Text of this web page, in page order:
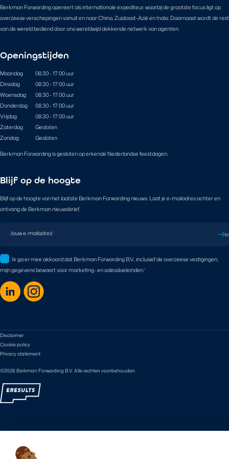
Berkman Forwarding opereert als internationale expediteur, waarbij de grootste focus ligt op
overzeese verschepingen vanuit en naar China, Zuidoost-Azië en India. Daarnaast wordt de rest
van de wereld bediend door ons wereldwijd dekkende netwerk van agenten.
Openingstijden
Maandag
08:30 - 17:00 uur
Dinsdag
08:30 - 17:00 uur
Woensdag
08:30 - 17:00 uur
Donderdag
08:30 - 17:00 uur
Vrijdag
08:30 - 17:00 uur
Zaterdag
Gesloten
Zondag
Gesloten
Berkman Forwarding is gesloten op erkende Nederlandse feestdagen.
Blijf op de hoogte
Blijf op de hoogte van het laatste Berkman Forwarding nieuws. Laat je e-mailadres achter en
ontvang de Berkman nieuwsbrief.
Jouw e-mailadres*
Ik ga er mee akkoord dat Berkman Forwarding B.V., inclusief de overzeese vestigingen,
mijn gegevens bewaart voor marketing- en salesdoeleinden.*
©2026 Berkman Forwarding B.V. Alle rechten voorbehouden.
Disclaimer
Cookie policy
Privacy statement